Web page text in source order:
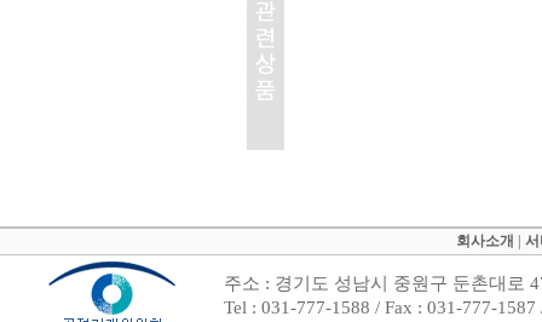
회사소개
주소 : 경기도 성남시 중원구 둔촌대로
Tel : 031-777-1588 / Fax : 031-777-